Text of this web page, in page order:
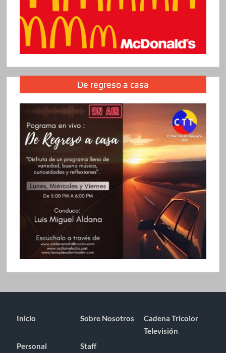
De regreso a casa
Inicio Sobre Nosotros
Cadena Tricolor
Televisión
Personal
Staff